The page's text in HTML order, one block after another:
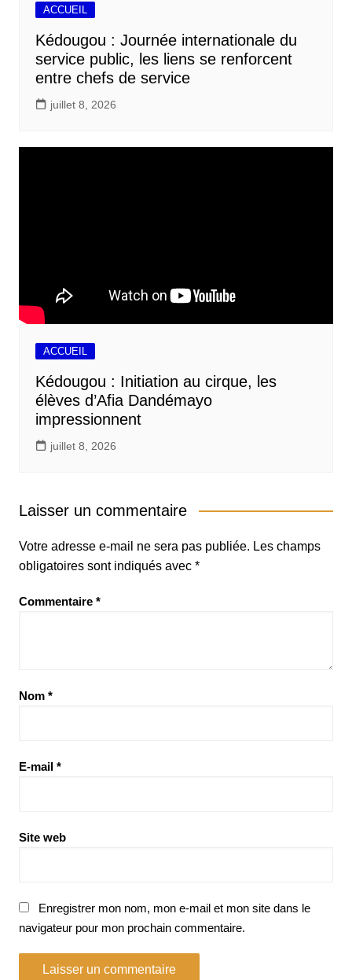
ACCUEIL
Kédougou : Journée internationale du
service public, les liens se renforcent
entre chefs de service
juillet 8, 2026
ACCUEIL
Kédougou : Initiation au cirque, les
élèves d’Afia Dandémayo
impressionnent
juillet 8, 2026
Laisser un commentaire
Votre adresse e-mail ne sera pas publiée. Les champs
obligatoires sont indiqués avec *
Commentaire *
Nom *
E-mail *
Site web
Enregistrer mon nom, mon e-mail et mon site dans le
navigateur pour mon prochain commentaire.